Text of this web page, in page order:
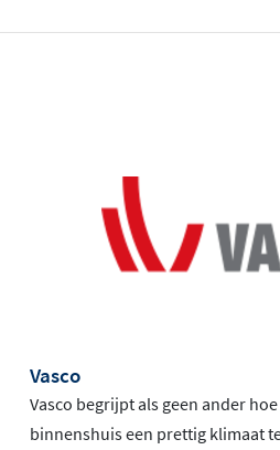
Vasco
Vasco begrijpt als geen ander
binnenshuis een prettig klimaat